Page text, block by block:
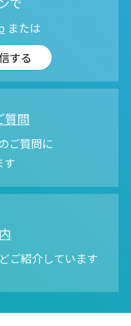
または
する
質問
ご質問に
す
ご紹介しています